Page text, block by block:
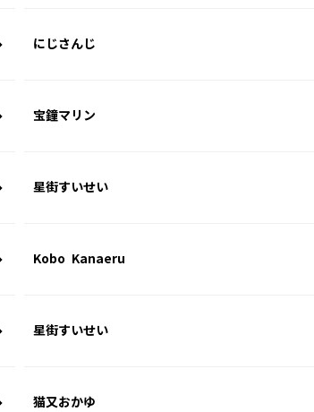
にじさんじ
宝鐘マリン
星街すいせい
Kobo Kanaeru
星街すいせい
猫又おかゆ